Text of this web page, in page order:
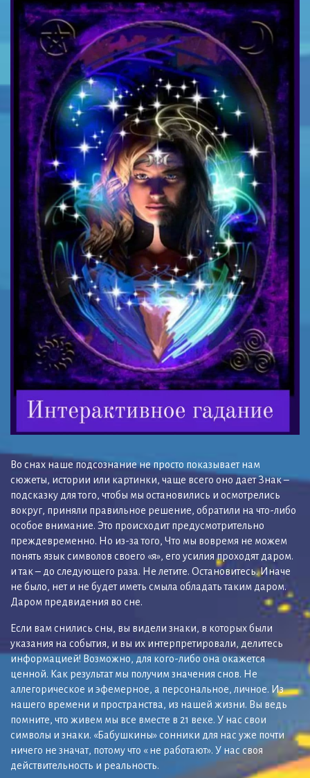
Во снах наше подсознание не просто показывает нам
сюжеты, истории или картинки, чаще всего оно дает Знак –
подсказку для того, чтобы мы остановились и осмотрелись
вокруг, приняли правильное решение, обратили на что-либо
особое внимание. Это происходит предусмотрительно
преждевременно. Но из-за того, Что мы вовремя не можем
понять язык символов своего «я», его усилия проходят даром.
и так – до следующего раза. Не летите. Остановитесь. Иначе
не было, нет и не будет иметь смыла обладать таким даром.
Даром предвидения во сне.
Если вам снились сны, вы видели знаки, в которых были
указания на события, и вы их интерпретировали, делитесь
информацией! Возможно, для кого-либо она окажется
ценной. Как результат мы получим значения снов. Не
аллегорическое и эфемерное, а персональное, личное. Из
нашего времени и пространства, из нашей жизни. Вы ведь
помните, что живем мы все вместе в 21 веке. У нас свои
символы и знаки. «Бабушкины» сонники для нас уже почти
ничего не значат, потому что « не работают». У нас своя
действительность и реальность.